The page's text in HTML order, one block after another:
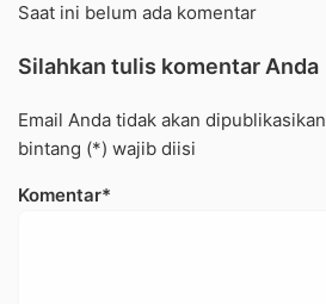
Saat ini belum ada komentar
Silahkan tulis komentar Anda
Email Anda tidak akan
bintang (*) wajib diisi
Komentar*